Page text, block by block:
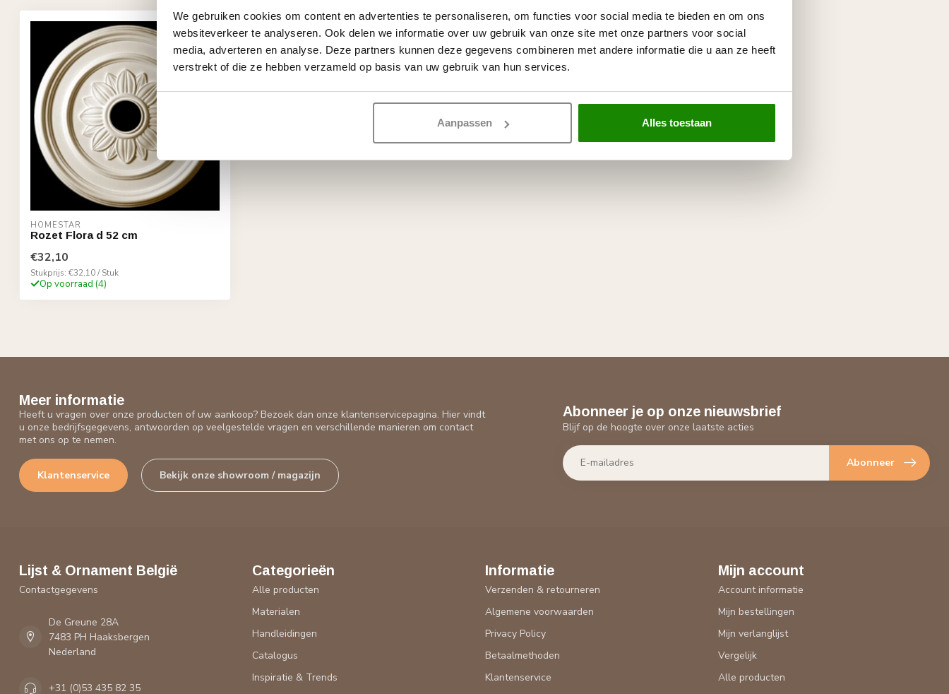
We gebruiken cookies om content en advertenties te personaliseren, om functies voor social media te bieden en om ons
websiteverkeer te analyseren. Ook delen we informatie over uw gebruik van onze site met onze partners voor social
media, adverteren en analyse. Deze partners kunnen deze gegevens combineren met andere informatie die u aan ze heeft
verstrekt of die ze hebben verzameld op basis van uw gebruik van hun services.
Aanpassen Alles toestaan
HOMESTAR
Rozet Flora d 52 cm
€32,10
Stukprijs: €32,10 / Stuk
Op voorraad (4)
Meer informatie
Heeft u vragen over onze producten of uw aankoop? Bezoek dan onze klantenservicepagina. Hier vindt
u onze bedrijfsgegevens, antwoorden op veelgestelde vragen en verschillende manieren om contact
met ons op te nemen.
Klantenservice Bekijk onze showroom / magazijn
Abonneer je op onze nieuwsbrief
Blijf op de hoogte over onze laatste acties
Abonneer
Lijst & Ornament België
Contactgegevens
De Greune 28A
7483 PH Haaksbergen
Nederland
+31 (0)53 435 82 35
Categorieën
Alle producten
Materialen
Handleidingen
Catalogus
Inspiratie & Trends
Informatie
Verzenden & retourneren
Algemene voorwaarden
Privacy Policy
Betaalmethoden
Klantenservice
Mijn account
Account informatie
Mijn bestellingen
Mijn verlanglijst
Vergelijk
Alle producten